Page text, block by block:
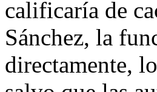
calificaría de
Sánchez, la
directamente,